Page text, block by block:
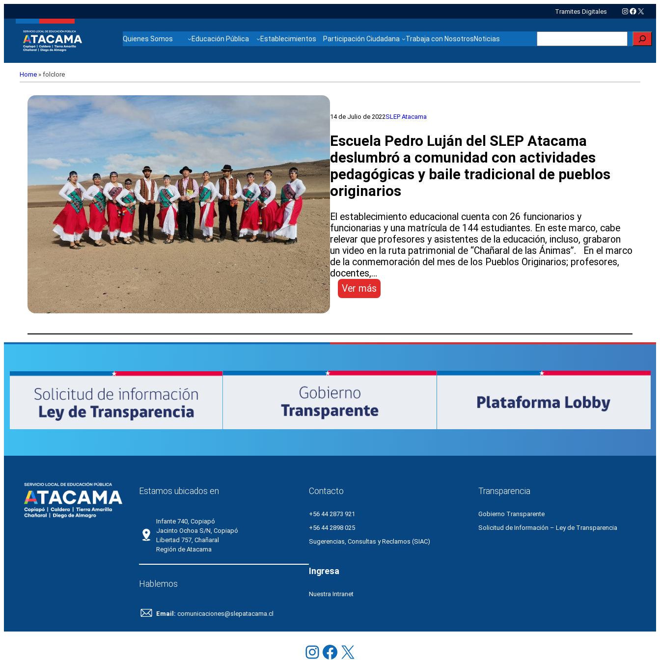
Tramites Digitales Instagram
X
Quienes Somos Educación Pública Establecimientos Participación Ciudadana Trabaja con NosotrosNoticias
Home » folclore
14 de Julio de 2022SLEP Atacama
Escuela Pedro Luján del SLEP Atacama
deslumbró a comunidad con actividades
pedagógicas y baile tradicional de pueblos
originarios
El establecimiento educacional cuenta con 26 funcionarios y
funcionarias y una matrícula de 144 estudiantes. En este marco, cabe
relevar que profesores y asistentes de la educación, incluso, grabaron
un video en la ruta patrimonial de “Chañaral de las Ánimas”. En el marco
de la conmemoración del mes de los Pueblos Originarios; profesores,
docentes,…
Ver más
Escuela
del
SLEP
a
actividades
tradicional
Estamos ubicados en
Infante 740, Copiapó
Jacinto Ochoa S/N, Copiapó
Libertad 757, Chañaral
Región de Atacama
Hablemos
Email: comunicaciones@slepatacama.cl
Contacto
+56 44 2873 921
+56 44 2898 025
Sugerencias, Consultas y Reclamos (SIAC)
Ingresa
Nuestra Intranet
Transparencia
Gobierno Transparente
Solicitud de Información – Ley de Transparencia
Instagram
Facebook
X